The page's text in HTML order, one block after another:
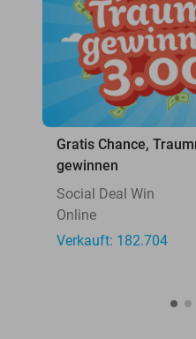
Gratis Chance,
gewinnen
Social Deal Win
Online
Verkauft: 182.704